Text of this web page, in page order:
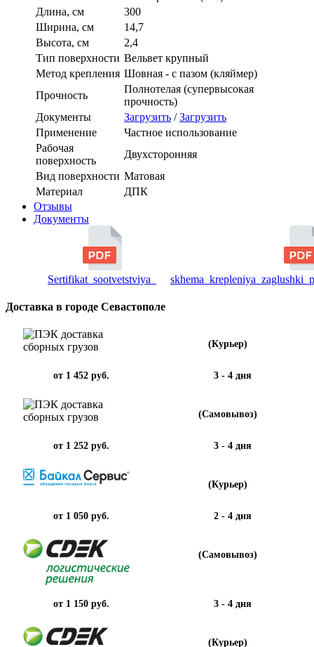
Длина, см
300
Ширина, см
14,7
Высота, см
2,4
Тип поверхности Вельвет крупный
Метод крепления Шовная - с пазом (кляймер)
Прочность
Полнотелая (супервысокая
прочность)
Документы
Загрузить /Загрузить
Применение
Частное использование
Рабочая
поверхность
Двухсторонняя
Вид поверхности Матовая
Материал
ДПК
Отзывы
Документы
Sertifikat_sootvetstviya_
Доставка в городе Севастополе
(Курьер)
от 1 452 руб. 3 - 4 дня
(Самовывоз)
от 1 252 руб. 3 - 4 дня
(Курьер)
от 1 050 руб. 2 - 4 дня
(Самовывоз)
от 1 150 руб. 3 - 4 дня
(Курьер)